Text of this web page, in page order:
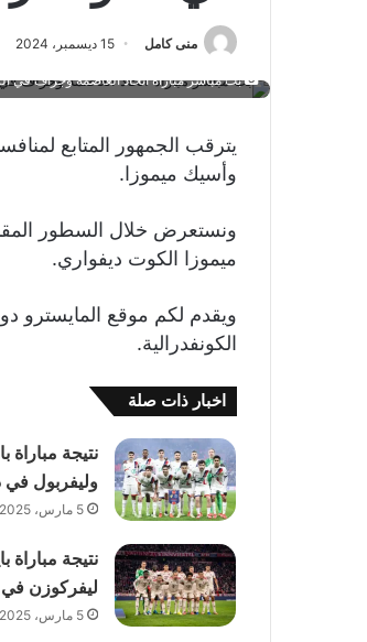
منى كامل 15 ديسمبر، 2024
بث مباشر مباراة اتحاد العاصمة وجراف في
يترقب الجمهور المتابع
وأسيك ميموزا.
ونستعرض خلال السطور
ميموزا الكوت ديفواري.
ويقدم لكم موقع المايسترو
الكونفدرالية.
اخبار ذات صلة
نتيجة
وليفربول في
5 مارس، 2025
نتيجة مباراة
ليفركوزن في
5 مارس، 2025